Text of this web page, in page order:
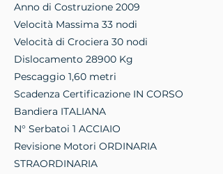
Anno di Costruzione 2009
Velocità Massima 33 nodi
Velocità di Crociera 30 nodi
Dislocamento 28900 Kg
Pescaggio 1,60 metri
Scadenza Certificazione IN CORSO
Bandiera ITALIANA
N° Serbatoi 1 ACCIAIO
Revisione Motori ORDINARIA
STRAORDINARIA